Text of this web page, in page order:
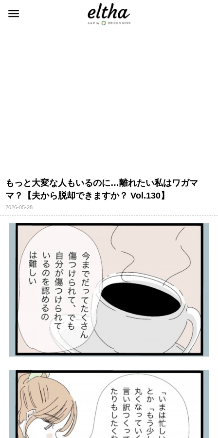
もっと大変な人もいるのに…離れたい私はワガマ
マ？【夫から脱却できますか？ Vol.130】
2026-05-28